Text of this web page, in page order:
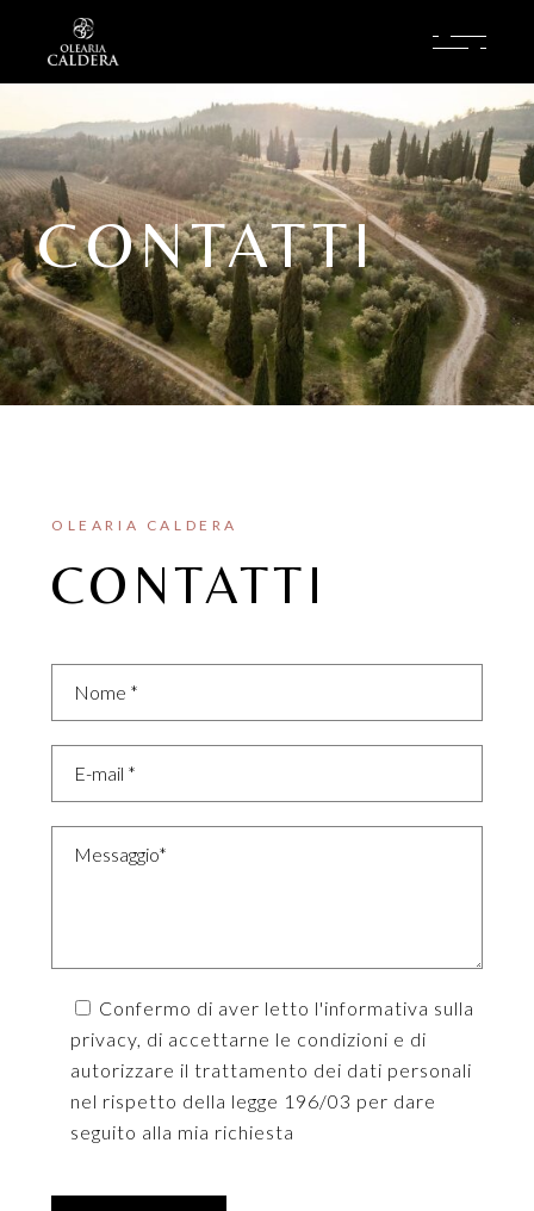
CONTATTI
OLEARIA CALDERA
CONTATTI
Confermo di aver letto l'informativa sulla
privacy, di accettarne le condizioni e di
autorizzare il trattamento dei dati personali
nel rispetto della legge 196/03 per dare
seguito alla mia richiesta